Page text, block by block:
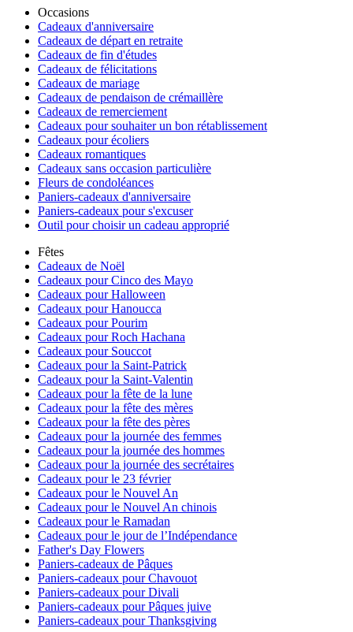
Occasions
Cadeaux d'anniversaire
Cadeaux de départ en retraite
Cadeaux de fin d'études
Cadeaux de félicitations
Cadeaux de mariage
Cadeaux de pendaison de crémaillère
Cadeaux de remerciement
Cadeaux pour souhaiter un bon rétablissement
Cadeaux pour écoliers
Cadeaux romantiques
Cadeaux sans occasion particulière
Fleurs de condoléances
Paniers-cadeaux d'anniversaire
Paniers-cadeaux pour s'excuser
Outil pour choisir un cadeau approprié
Fêtes
Cadeaux de Noël
Cadeaux pour Cinco des Mayo
Cadeaux pour Halloween
Cadeaux pour Hanoucca
Cadeaux pour Pourim
Cadeaux pour Roch Hachana
Cadeaux pour Souccot
Cadeaux pour la Saint-Patrick
Cadeaux pour la Saint-Valentin
Cadeaux pour la fête de la lune
Cadeaux pour la fête des mères
Cadeaux pour la fête des pères
Cadeaux pour la journée des femmes
Cadeaux pour la journée des hommes
Cadeaux pour la journée des secrétaires
Cadeaux pour le 23 février
Cadeaux pour le Nouvel An
Cadeaux pour le Nouvel An chinois
Cadeaux pour le Ramadan
Cadeaux pour le jour de l’Indépendance
Father's Day Flowers
Paniers-cadeaux de Pâques
Paniers-cadeaux pour Chavouot
Paniers-cadeaux pour Divali
Paniers-cadeaux pour Pâques juive
Paniers-cadeaux pour Thanksgiving